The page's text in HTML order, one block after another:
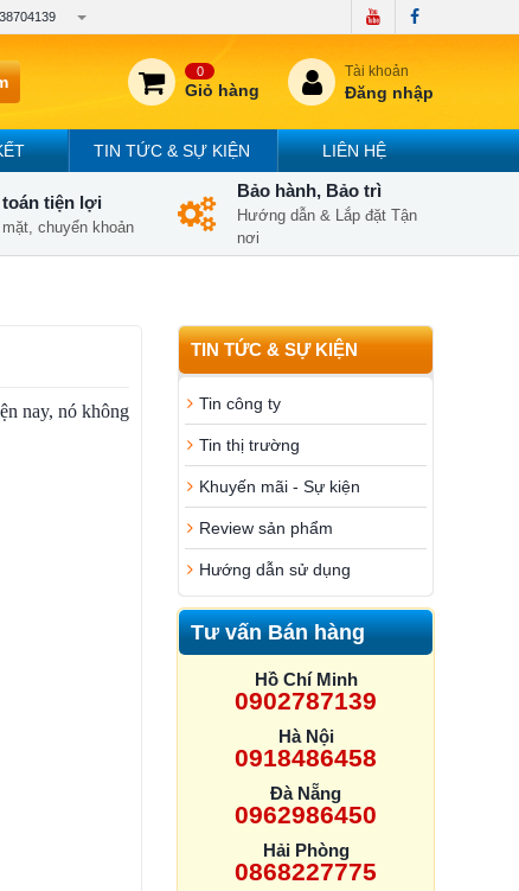
0
Giỏ hàng
Tài khoản
Đăng nhập
TIN TỨC & SỰ KIỆN LIÊN HỆ
toán tiện lợi
chuyển khoản
Bảo hành, Bảo trì
Hướng dẫn & Lắp đặt Tận
nơi
TIN TỨC & SỰ KIỆN
Tin công ty
Tin thị trường
Khuyến mãi - Sự kiện
Review sản phẩm
Hướng dẫn sử dụng
Tư vấn Bán hàng
Hồ Chí Minh
0902787139
Hà Nội
0918486458
Đà Nẵng
0962986450
Hải Phòng
0868227775
nay, nó không